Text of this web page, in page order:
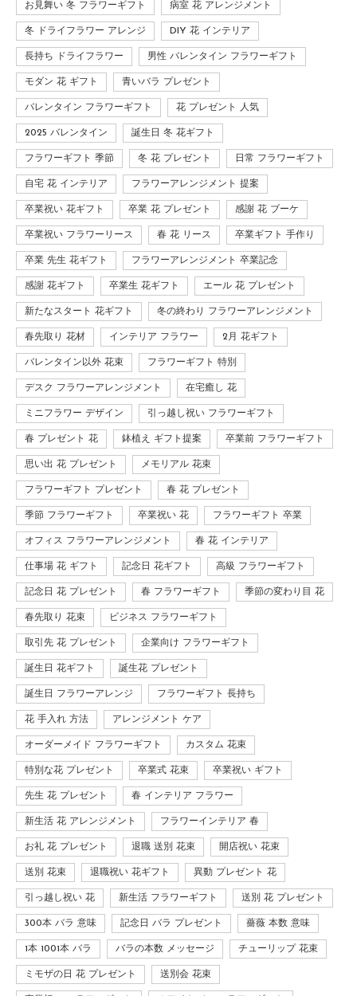
お見舞い 冬 フラワーギフト 病室 花 アレンジメント
冬 ドライフラワー アレンジ DIY 花 インテリア
長持ち ドライフラワー 男性 バレンタイン フラワーギフト
モダン 花 ギフト 青いバラ プレゼント
バレンタイン フラワーギフト 花 プレゼント 人気
2025 バレンタイン 誕生日 冬 花ギフト
フラワーギフト 季節 冬 花 プレゼント 日常 フラワーギフト
自宅 花 インテリア フラワーアレンジメント 提案
卒業祝い 花ギフト 卒業 花 プレゼント 感謝 花 ブーケ
卒業祝い フラワーリース 春 花 リース 卒業ギフト 手作り
卒業 先生 花ギフト フラワーアレンジメント 卒業記念
感謝 花ギフト 卒業生 花ギフト エール 花 プレゼント
新たなスタート 花ギフト 冬の終わり フラワーアレンジメント
春先取り 花材 インテリア フラワー 2月 花ギフト
バレンタイン以外 花束 フラワーギフト 特別
デスク フラワーアレンジメント 在宅癒し 花
ミニフラワー デザイン 引っ越し祝い フラワーギフト
春 プレゼント 花 鉢植え ギフト提案 卒業前 フラワーギフト
思い出 花 プレゼント メモリアル 花束
フラワーギフト プレゼント 春 花 プレゼント
季節 フラワーギフト 卒業祝い 花 フラワーギフト 卒業
オフィス フラワーアレンジメント 春 花 インテリア
仕事場 花 ギフト 記念日 花ギフト 高級 フラワーギフト
記念日 花 プレゼント 春 フラワーギフト 季節の変わり目 花
春先取り 花束 ビジネス フラワーギフト
取引先 花 プレゼント 企業向け フラワーギフト
誕生日 花ギフト 誕生花 プレゼント
誕生日 フラワーアレンジ フラワーギフト 長持ち
花 手入れ 方法 アレンジメント ケア
オーダーメイド フラワーギフト カスタム 花束
特別な花 プレゼント 卒業式 花束 卒業祝い ギフト
先生 花 プレゼント 春 インテリア フラワー
新生活 花 アレンジメント フラワーインテリア 春
お礼 花 プレゼント 退職 送別 花束 開店祝い 花束
送別 花束 退職祝い 花ギフト 異動 プレゼント 花
引っ越し祝い 花 新生活 フラワーギフト 送別 花 プレゼント
300本 バラ 意味 記念日 バラ プレゼント 薔薇 本数 意味
1本 1001本 バラ バラの本数 メッセージ チューリップ 花束
ミモザの日 花 プレゼント 送別会 花束